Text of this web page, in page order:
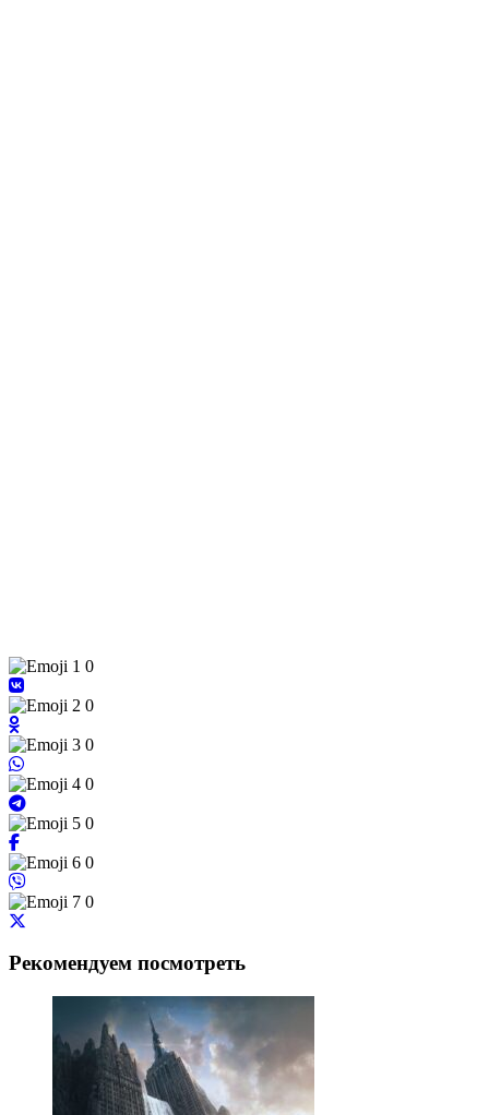
0
0
0
0
0
0
0
Рекомендуем посмотреть